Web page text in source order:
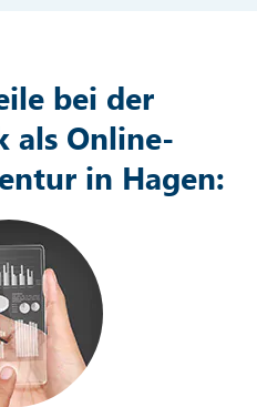
bei der
als Online-
in Hagen: